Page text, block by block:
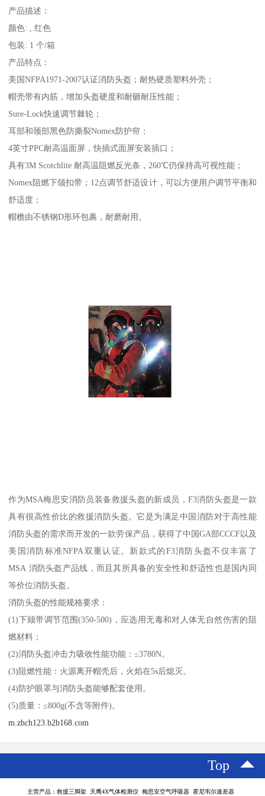
产品描述：
颜色: , 红色
包装: 1 个/箱
产品特点：
美国NFPA1971-2007认证消防头盔；耐热硬质塑料外壳；
帽壳带有内筋，增加头盔硬度和耐砸耐压性能；
Sure-Lock快速调节棘轮；
耳部和颈部黑色防撕裂Nomex防护帘；
4英寸PPC耐高温面屏，快插式面屏安装插口；
具有3M Scotchlite 耐高温阻燃反光条，260℃仍保持高可视性能；
Nomex阻燃下颌扣带；12点调节舒适设计，可以方便用户调节平衡和
舒适度；
帽檐由不锈钢D形环包裹，耐磨耐用。
作为MSA梅思安消防员装备救援头盔的新成员，F3消防头盔是一款
具有很高性价比的救援消防头盔。它是为满足中国消防对于高性能
消防头盔的需求而开发的一款劳保产品，获得了中国GA部CCCF以及
美国消防标准NFPA双重认证。新款式的F3消防头盔不仅丰富了
MSA 消防头盔产品线，而且其所具备的安全性和舒适性也是国内同
等价位消防头盔。
消防头盔的性能规格要求：
(1)下颏带调节范围(350-500)，应选用无毒和对人体无自然伤害的阻
燃材料；
(2)消防头盔冲击力吸收性能功能：≤3780N。
(3)阻燃性能：火源离开帽壳后，火焰在5s后熄灭。
(4)防护眼罩与消防头盔能够配套使用。
(5)质量：≤800g(不含等附件)。
m.zhch123.b2b168.com
Top
主营产品：救援三脚架 天鹰4X气体检测仪 梅思安空气呼吸器 霍尼韦尔速差器